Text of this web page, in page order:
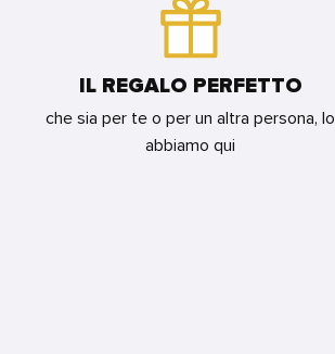
BUNDLEIL REGALO PERFETTO
che sia per te o per un altra persona, lo
abbiamo qui